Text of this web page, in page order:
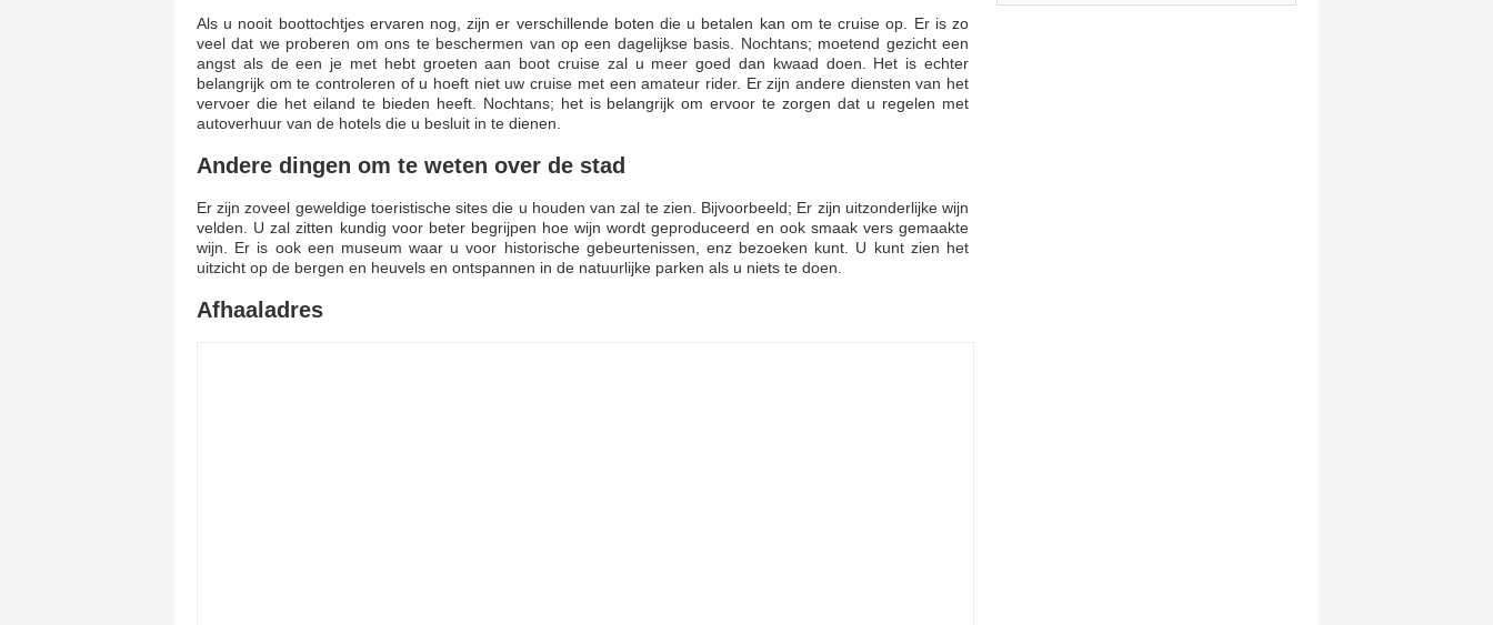
Als u nooit boottochtjes ervaren nog, zijn er verschillende boten die u betalen kan om te cruise op. Er is zo
veel dat we proberen om ons te beschermen van op een dagelijkse basis. Nochtans; moetend gezicht een
angst als de een je met hebt groeten aan boot cruise zal u meer goed dan kwaad doen. Het is echter
belangrijk om te controleren of u hoeft niet uw cruise met een amateur rider. Er zijn andere diensten van het
vervoer die het eiland te bieden heeft. Nochtans; het is belangrijk om ervoor te zorgen dat u regelen met
autoverhuur van de hotels die u besluit in te dienen.
Andere dingen om te weten over de stad
Er zijn zoveel geweldige toeristische sites die u houden van zal te zien. Bijvoorbeeld; Er zijn uitzonderlijke wijn
velden. U zal zitten kundig voor beter begrijpen hoe wijn wordt geproduceerd en ook smaak vers gemaakte
wijn. Er is ook een museum waar u voor historische gebeurtenissen, enz bezoeken kunt. U kunt zien het
uitzicht op de bergen en heuvels en ontspannen in de natuurlijke parken als u niets te doen.
Afhaaladres
»Sao Jorge(24,6 km)